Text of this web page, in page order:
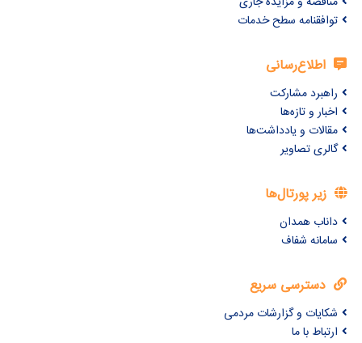
توافقنامه سطح خدمات
اطلاع‌رسانی
راهبرد مشارکت
اخبار و تازه‌ها
مقالات و یادداشت‌ها
گالری تصاویر
زیر پورتال‌ها
داناب همدان
سامانه شفاف
دسترسی سریع
شکایات و گزارشات مردمی
ارتباط با ما